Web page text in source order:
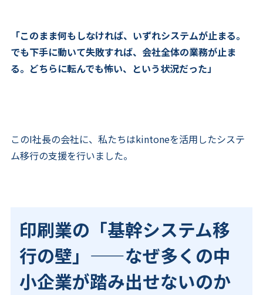
「このまま何もしなければ、いずれシステムが止まる。
でも下手に動いて失敗すれば、会社全体の業務が止ま
る。どちらに転んでも怖い、という状況だった」
このI社長の会社に、私たちはkintoneを活用したシステ
ム移行の支援を行いました。
印刷業の「基幹システム移
行の壁」——なぜ多くの中
小企業が踏み出せないのか